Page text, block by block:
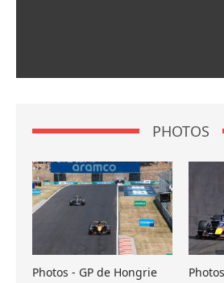
PHOTOS
Photos - GP de Hongrie